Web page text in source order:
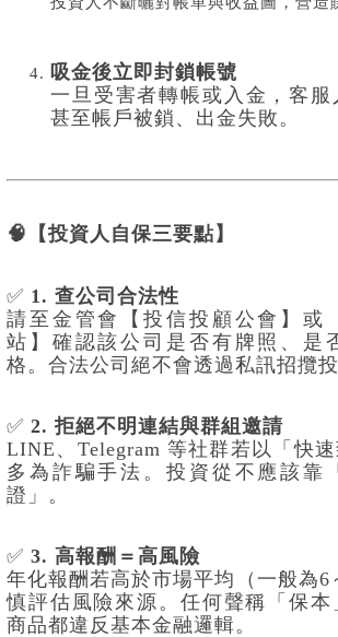
吸金後立即封鎖帳號
一旦受害者轉帳或入金，客服
甚至帳戶被鎖、出金失敗。
🧠【投資人自保三要點】
✅ 1. 查公司合法性
請至金管會【投信投顧公會】或
站】確認該公司是否有牌照、是
格。合法公司絕不會透過私訊招攬投
✅ 2. 拒絕不明連結與群組邀請
LINE、Telegram 等社群若以「快速
多為詐騙手法。投資從不應該靠
證」。
✅ 3. 高報酬＝高風險
年化報酬若高於市場平均（一般為6
慎評估風險來源。任何聲稱「保本
商品都違反基本金融邏輯。